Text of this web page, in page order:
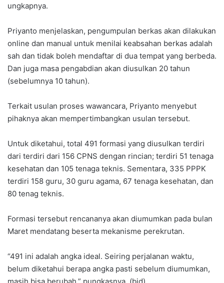
ungkapnya.
Priyanto menjelaskan, pengumpulan berkas akan dilakukan
online dan manual untuk menilai keabsahan berkas adalah
sah dan tidak boleh mendaftar di dua tempat yang berbeda.
Dan juga masa pengabdian akan diusulkan 20 tahun
(sebelumnya 10 tahun).
Terkait usulan proses wawancara, Priyanto menyebut
pihaknya akan mempertimbangkan usulan tersebut.
Untuk diketahui, total 491 formasi yang diusulkan terdiri
dari terdiri dari 156 CPNS dengan rincian; terdiri 51 tenaga
kesehatan dan 105 tenaga teknis. Sementara, 335 PPPK
terdiri 158 guru, 30 guru agama, 67 tenaga kesehatan, dan
80 tenag teknis.
Formasi tersebut rencananya akan diumumkan pada bulan
Maret mendatang beserta mekanisme perekrutan.
“491 ini adalah angka ideal. Seiring perjalanan waktu,
belum diketahui berapa angka pasti sebelum diumumkan,